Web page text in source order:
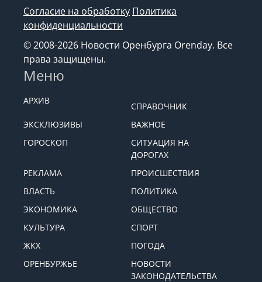
Согласие на обработку Политика
конфиденциальности
© 2008-2026 Новости Оренбурга Orenday. Все
права защищены.
Меню
АРХИВ
СПРАВОЧНИК
ЭКСКЛЮЗИВЫ
ВАЖНОЕ
ГОРОСКОП
СИТУАЦИЯ НА
ДОРОГАХ
РЕКЛАМА
ПРОИСШЕСТВИЯ
ВЛАСТЬ
ПОЛИТИКА
ЭКОНОМИКА
ОБЩЕСТВО
КУЛЬТУРА
СПОРТ
ЖКХ
ПОГОДА
ОРЕНБУРЖЬЕ
НОВОСТИ
ЗАКОНОДАТЕЛЬСТВА